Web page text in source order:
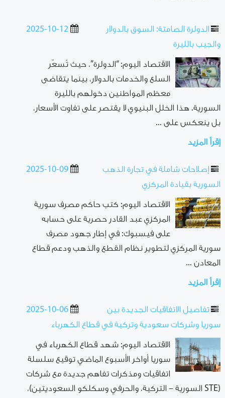
2025-10-12
الدولرة الصامتة: السوق بالدولار
والجيب بالليرة
الاقتصاد اليوم: “الدولرة”، حيث تُسعّر
السلع والخدمات بالدولار، بينما يتقاضى
معظم المواطنين دخولهم بالليرة
السورية. هذا الخلل البنيوي لا يقتصر على تفاوت الأسعار،
بل ينعكس على ...
إقرأ المزيد
2025-10-09
إصلاحات شاملة في تجارة الذهب
السورية بقيادة المركزي
الاقتصاد اليوم: كتب حاكم مصرف سورية
المركزي عبد القادر حصرية على حسابه
على فيسبوك: في إطار جهود مصرف
سورية المركزي لتطوير نظام القطع والذهب ودعم قطاع
المعادن ...
إقرأ المزيد
2025-10-06
تفاصيل الاتفاقيات الجديدة بين
سوريا وشركات سعودية وتركية في قطاع الكهرباء
الاقتصاد اليوم: شهد قطاع الكهرباء في
سوريا أواخر الأسبوع الماضي توقيع سلسلة
اتفاقيات ومذكرات تفاهم جديدة مع شركات
(STE السورية – التركية، والحرفي وسكلكو السعوديتين)،